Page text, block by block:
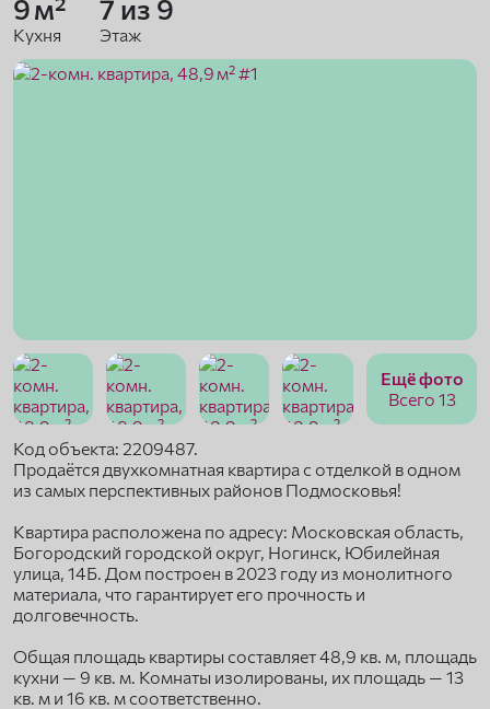
9 м²
Кухня
7 из 9
Этаж
Ещё фото
Всего 13
Код объекта: 2209487.
Продаётся двухкомнатная квартира с отделкой в одном
из самых перспективных районов Подмосковья!
Квартира расположена по адресу: Московская область,
Богородский городской округ, Ногинск, Юбилейная
улица, 14Б. Дом построен в 2023 году из монолитного
материала, что гарантирует его прочность и
долговечность.
Общая площадь квартиры составляет 48,9 кв. м, площадь
кухни — 9 кв. м. Комнаты изолированы, их площадь — 13
кв. м и 16 кв. м соответственно.